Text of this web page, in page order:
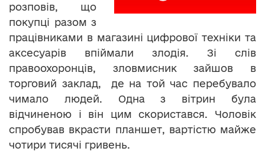
розповів, що
покупці разом з
працівниками в магазині цифрової техніки та
аксесуарів впіймали злодія. Зі слів
правоохоронців, зловмисник зайшов в
торговий заклад, де на той час перебувало
чимало людей. Одна з вітрин була
відчиненою і він цим скористався. Чоловік
спробував вкрасти планшет, вартістю майже
чотири тисячі гривень.